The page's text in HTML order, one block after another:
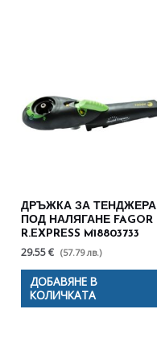
ДРЪЖКА ЗА ТЕНДЖЕРА
ПОД НАЛЯГАНЕ FAGOR
R.EXPRESS M18803733
29.55 € (57.79 лв.)
ДОБАВЯНЕ В
КОЛИЧКАТА